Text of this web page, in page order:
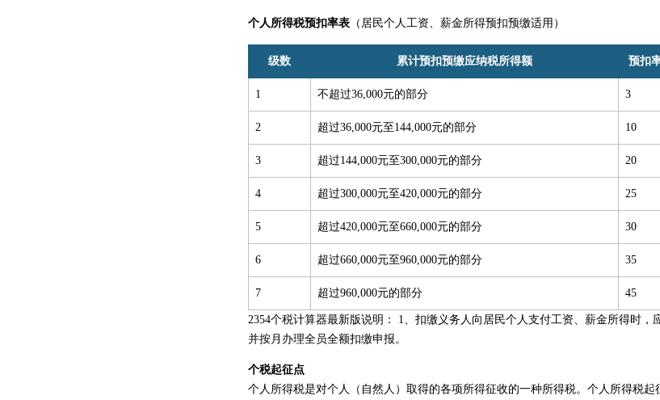
个人所得税预扣率表 （居民个人工资、薪金所得预扣预缴适用）
级数 累计预扣预缴应纳税所得额 预扣
1 不超过36,000元的部分 3
2 超过36,000元至144,000元的部分 10
3 超过144,000元至300,000元的部分 20
4 超过300,000元至420,000元的部分 25
5 超过420,000元至660,000元的部分 30
6 超过660,000元至960,000元的部分 35
7 超过960,000元的部分 45
2354个税计算器最新版说明： 1、扣缴义务人向居民个人支付工资、薪金所得时，
并按月办理全员全额扣缴申报。
个税起征点
个人所得税是对个人（自然人）取得的各项所得征收的一种所得税。个人所得税